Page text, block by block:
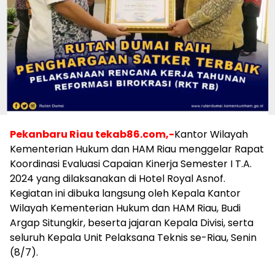
Pekanbaru Riau tekab86.com,-Kantor Wilayah
Kementerian Hukum dan HAM Riau menggelar Rapat
Koordinasi Evaluasi Capaian Kinerja Semester I T.A.
2024 yang dilaksanakan di Hotel Royal Asnof.
Kegiatan ini dibuka langsung oleh Kepala Kantor
Wilayah Kementerian Hukum dan HAM Riau, Budi
Argap Situngkir, beserta jajaran Kepala Divisi, serta
seluruh Kepala Unit Pelaksana Teknis se-Riau, Senin
(8/7).